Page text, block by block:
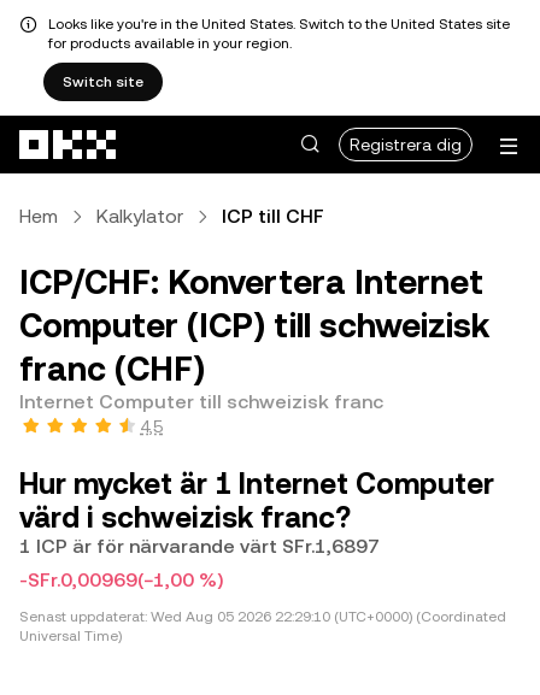
Looks like you're in the United States. Switch to the United States site
for products available in your region.
Switch site
Registrera dig
Hem Kalkylator ICP till CHF
ICP/CHF: Konvertera Internet
Computer (ICP) till schweizisk
franc (CHF)
Internet Computer till schweizisk franc
4,5
Hur mycket är 1 Internet Computer
värd i schweizisk franc?
1 ICP är för närvarande värt SFr.1,6897
-SFr.0,00969(−1,00 %)
Senast uppdaterat: Wed Aug 05 2026 22:29:10 (UTC+0000) (Coordinated
Universal Time)